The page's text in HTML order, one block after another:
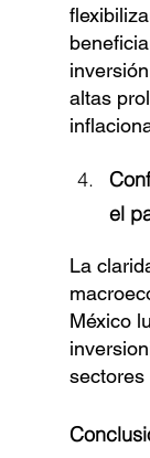
altas
el
La
México
sectores